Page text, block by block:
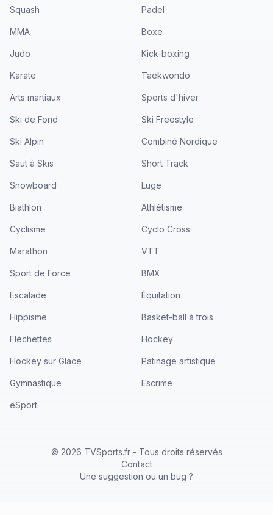
Squash Padel
MMA Boxe
Judo Kick-boxing
Karate Taekwondo
Arts martiaux Sports d'hiver
Ski de Fond Ski Freestyle
Ski Alpin Combiné Nordique
Saut à Skis Short Track
Snowboard Luge
Biathlon Athlétisme
Cyclisme Cyclo Cross
Marathon VTT
Sport de Force BMX
Escalade Équitation
Hippisme Basket-ball à trois
Fléchettes Hockey
Hockey sur Glace Patinage artistique
Gymnastique Escrime
eSport
© 2026 TVSports.fr - Tous droits réservés
Contact
Une suggestion ou un bug ?